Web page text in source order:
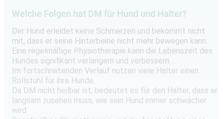
Welche Folgen hat DM für Hund und Halter?
Der Hund erleidet keine Schmerzen und bekommt nicht
mit, dass er seine Hinterbeine nicht mehr bewegen kann.
Eine regelmäßige Physiotherapie kann die Lebenszeit des
Hundes signifikant verlängern und verbessern.
Im fortschreitenden Verlauf nutzen viele Halter einen
Rollstuhl für ihre Hunde.
Da DM nicht heilbar ist, bedeutet es für den Halter, dass er
langsam zusehen muss, wie sein Hund immer schwächer
wird.